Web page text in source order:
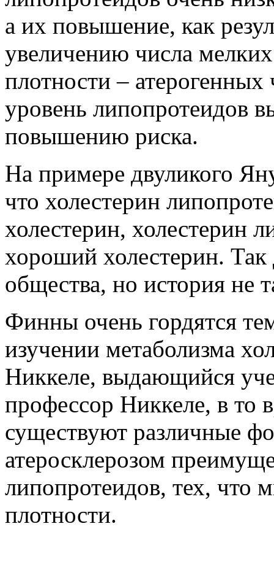
а их повышение, как
увеличению числа
плотности –
уровень липопротеидов
повышению риска.
На примере двуликого
что холестерин
холестерин, холестерин
хороший холестерин.
общества, но история не
Финны очень гордятся
изучении метаболизма
Никкеле, выдающийся
профессор Никкеле, в то
существуют различные
атеросклерозом
липопротеидов, тех, что
плотности.